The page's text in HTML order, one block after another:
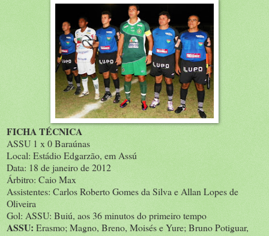
FICHA TÉCNICA
ASSU 1 x 0 Baraúnas
Local: Estádio Edgarzão, em Assú
Data: 18 de janeiro de 2012
Árbitro: Caio Max
Assistentes: Carlos Roberto Gomes da Silva e Allan Lopes de
Oliveira
Gol: ASSU: Buiú, aos 36 minutos do primeiro tempo
ASSU: Erasmo; Magno, Breno, Moisés e Yure; Bruno Potiguar,